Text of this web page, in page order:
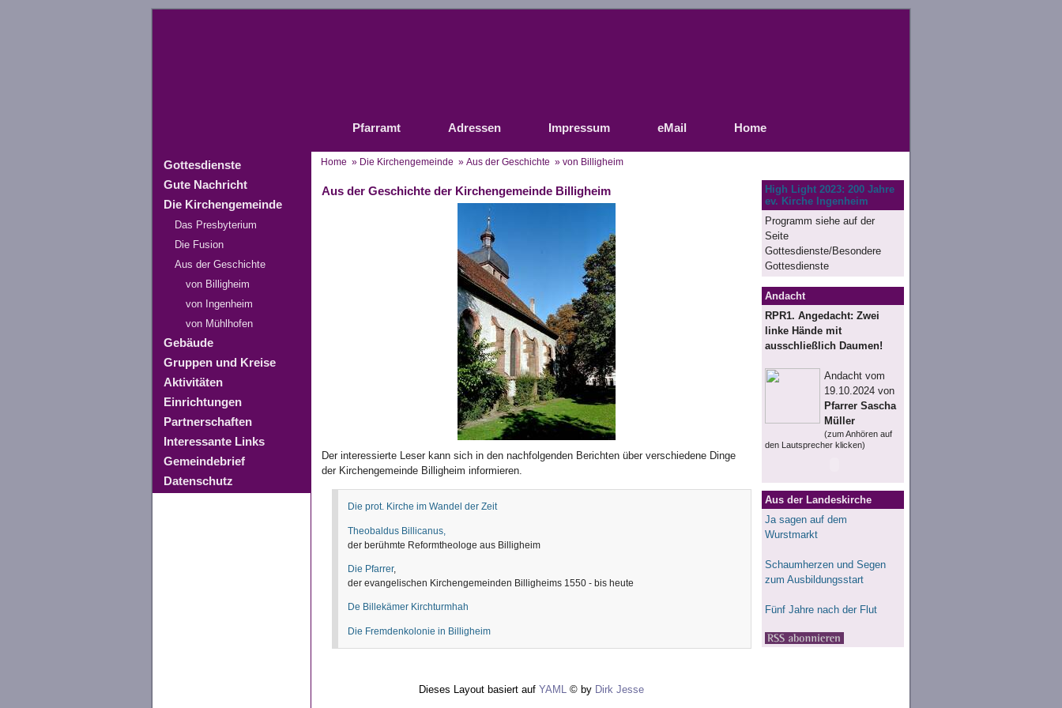
Pfarramt Adressen Impressum eMail Home
Home » Die Kirchengemeinde » Aus der Geschichte » von Billigheim
Gottesdienste
Gute Nachricht
Die Kirchengemeinde
Das Presbyterium
Die Fusion
Aus der Geschichte
von Billigheim
von Ingenheim
von Mühlhofen
Gebäude
Gruppen und Kreise
Aktivitäten
Einrichtungen
Partnerschaften
Interessante Links
Gemeindebrief
Datenschutz
High Light 2023: 200 Jahre
ev. Kirche Ingenheim
Programm siehe auf der
Seite
Gottesdienste/Besondere
Gottesdienste
Andacht
RPR1. Angedacht: Zwei
linke Hände mit
ausschließlich Daumen!
Andacht vom
19.10.2024 von
Pfarrer Sascha
Müller
(zum Anhören auf
den Lautsprecher klicken)
Aus der Landeskirche
Ja sagen auf dem
Wurstmarkt
Schaumherzen und Segen
zum Ausbildungsstart
Fünf Jahre nach der Flut
Aus der Geschichte der Kirchengemeinde Billigheim
Der interessierte Leser kann sich in den nachfolgenden Berichten über verschiedene Dinge
der Kirchengemeinde Billigheim informieren.
Die prot. Kirche im Wandel der Zeit
Theobaldus Billicanus,
der berühmte Reformtheologe aus Billigheim
Die Pfarrer,
der evangelischen Kirchengemeinden Billigheims 1550 - bis heute
De Billekämer Kirchturmhah
Die Fremdenkolonie in Billigheim
Dieses Layout basiert auf YAML © by Dirk Jesse